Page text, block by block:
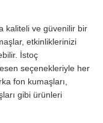
kaliteli ve güvenilir bir
etkinliklerinizi
İstoç
seçenekleriyle her
fon kumaşları,
gibi ürünleri